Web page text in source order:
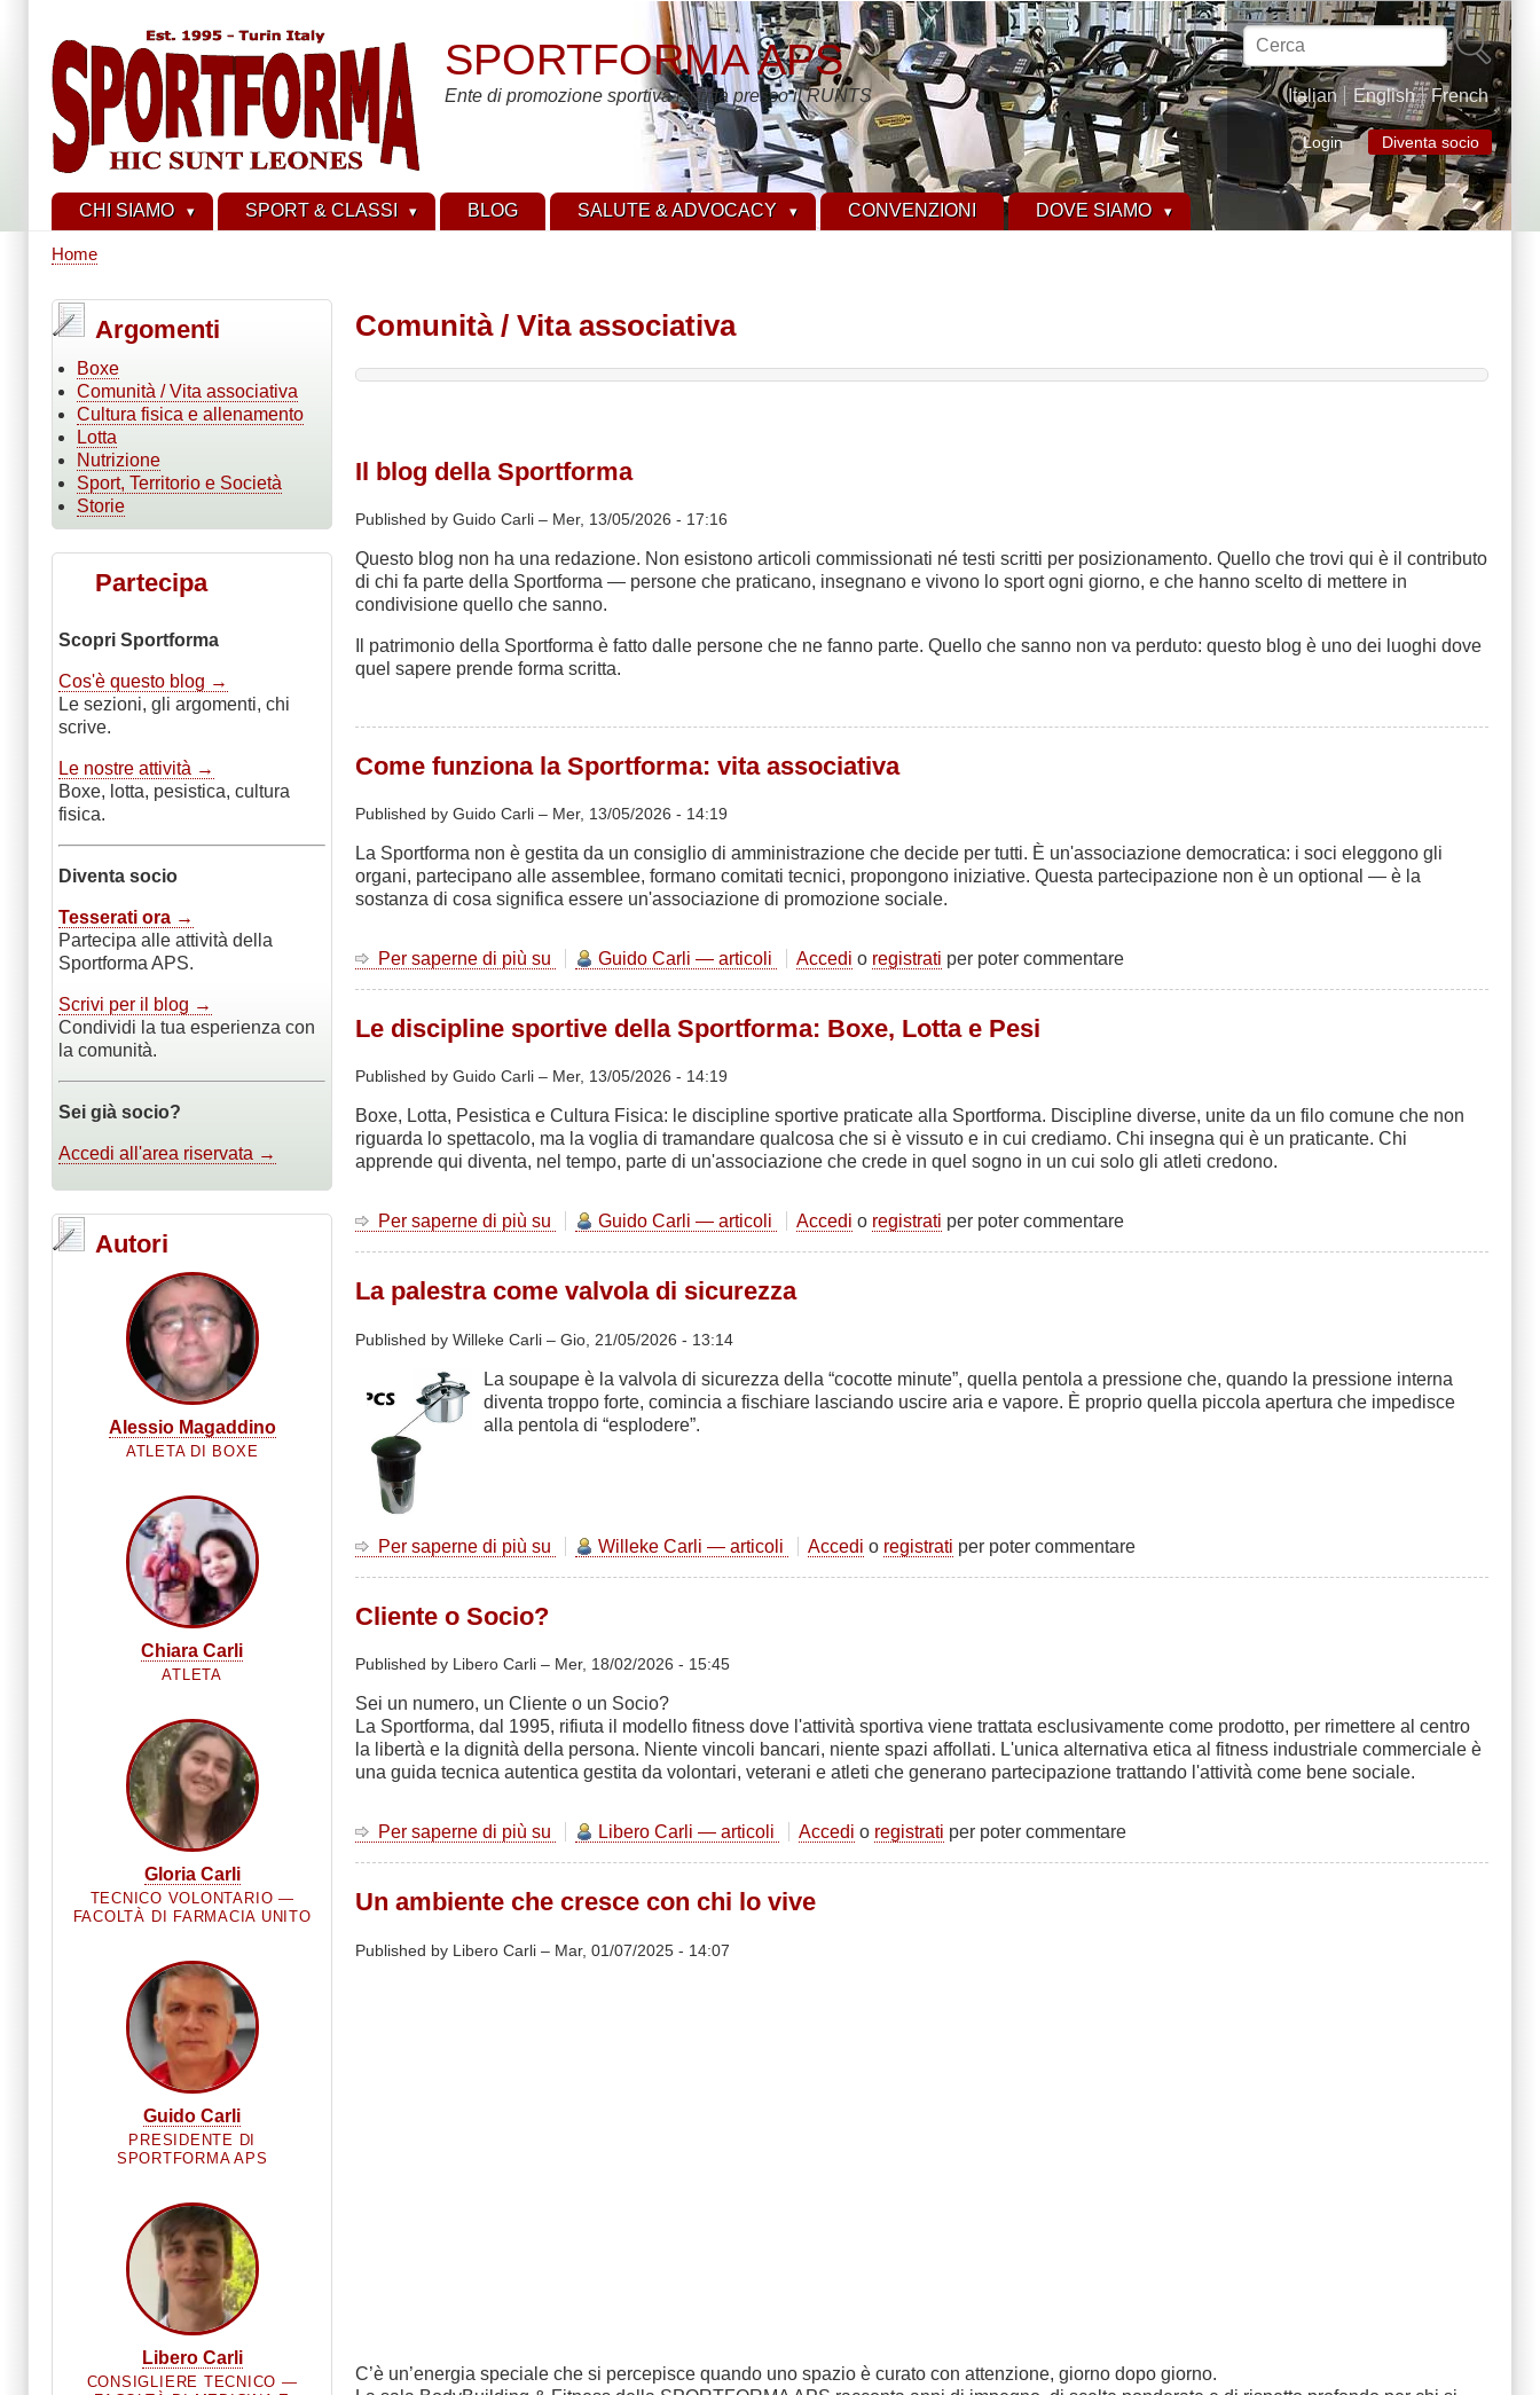
contenuto
principale
Cerca
Italian English French
Login Diventa socio
SPORTFORMA APS
Ente di promozione sportiva iscritta presso il RUNTS
CHI SIAMO SPORT & CLASSI BLOG SALUTE & ADVOCACY CONVENZIONI DOVE SIAMO
di
pane
Home
Argomenti
Boxe
Comunità / Vita associativa
Cultura fisica e allenamento
Lotta
Nutrizione
Sport, Territorio e Società
Storie
Partecipa
Scopri Sportforma
Cos'è questo blog →
Le sezioni, gli argomenti, chi
scrive.
Le nostre attività →
Boxe, lotta, pesistica, cultura
fisica.
Diventa socio
Tesserati ora →
Partecipa alle attività della
Sportforma APS.
Scrivi per il blog →
Condividi la tua esperienza con
la comunità.
Sei già socio?
Accedi all'area riservata →
Autori
Alessio Magaddino
ATLETA DI BOXE
Chiara Carli
ATLETA
Gloria Carli
TECNICO VOLONTARIO —
FACOLTÀ DI FARMACIA UNITO
Guido Carli
PRESIDENTE DI
SPORTFORMA APS
Libero Carli
CONSIGLIERE TECNICO —
Comunità / Vita associativa
Il blog della Sportforma
Published by Guido Carli – Mer, 13/05/2026 - 17:16
Questo blog non ha una redazione. Non esistono articoli commissionati né testi scritti per posizionamento. Quello che trovi qui è il contributo
di chi fa parte della Sportforma — persone che praticano, insegnano e vivono lo sport ogni giorno, e che hanno scelto di mettere in
condivisione quello che sanno.
Il patrimonio della Sportforma è fatto dalle persone che ne fanno parte. Quello che sanno non va perduto: questo blog è uno dei luoghi dove
quel sapere prende forma scritta.
Come funziona la Sportforma: vita associativa
Published by Guido Carli – Mer, 13/05/2026 - 14:19
La Sportforma non è gestita da un consiglio di amministrazione che decide per tutti. È un'associazione democratica: i soci eleggono gli
organi, partecipano alle assemblee, formano comitati tecnici, propongono iniziative. Questa partecipazione non è un optional — è la
sostanza di cosa significa essere un'associazione di promozione sociale.
Per saperne di più su
Come
Sportforma:
associativa
Guido Carli — articoli Accedi o registrati per poter commentare
Le discipline sportive della Sportforma: Boxe, Lotta e Pesi
Published by Guido Carli – Mer, 13/05/2026 - 14:19
Boxe, Lotta, Pesistica e Cultura Fisica: le discipline sportive praticate alla Sportforma. Discipline diverse, unite da un filo comune che non
riguarda lo spettacolo, ma la voglia di tramandare qualcosa che si è vissuto e in cui crediamo. Chi insegna qui è un praticante. Chi
apprende qui diventa, nel tempo, parte di un'associazione che crede in quel sogno in un cui solo gli atleti credono.
Per saperne di più su
della
Boxe,
e
Pesi
Guido Carli — articoli Accedi o registrati per poter commentare
La palestra come valvola di sicurezza
Published by Willeke Carli –Gio, 21/05/2026 - 13:14
La soupape è la valvola di sicurezza della “cocotte minute”, quella pentola a pressione che, quando la pressione interna
diventa troppo forte, comincia a fischiare lasciando uscire aria e vapore. È proprio quella piccola apertura che impedisce
alla pentola di “esplodere”.
Per saperne di più su
sicurezza
Willeke Carli — articoli Accedi o registrati per poter commentare
Cliente o Socio?
Published by Libero Carli – Mer, 18/02/2026 - 15:45
Sei un numero, un Cliente o un Socio?
La Sportforma, dal 1995, rifiuta il modello fitness dove l'attività sportiva viene trattata esclusivamente come prodotto, per rimettere al centro
la libertà e la dignità della persona. Niente vincoli bancari, niente spazi affollati. L'unica alternativa etica al fitness industriale commerciale è
una guida tecnica autentica gestita da volontari, veterani e atleti che generano partecipazione trattando l'attività come bene sociale.
Per saperne di più su
ClienteLibero Carli — articoli Accedi o registrati per poter commentare
Un ambiente che cresce con chi lo vive
Published by Libero Carli – Mar, 01/07/2025 - 14:07
C’è un’energia speciale che si percepisce quando uno spazio è curato con attenzione, giorno dopo giorno.